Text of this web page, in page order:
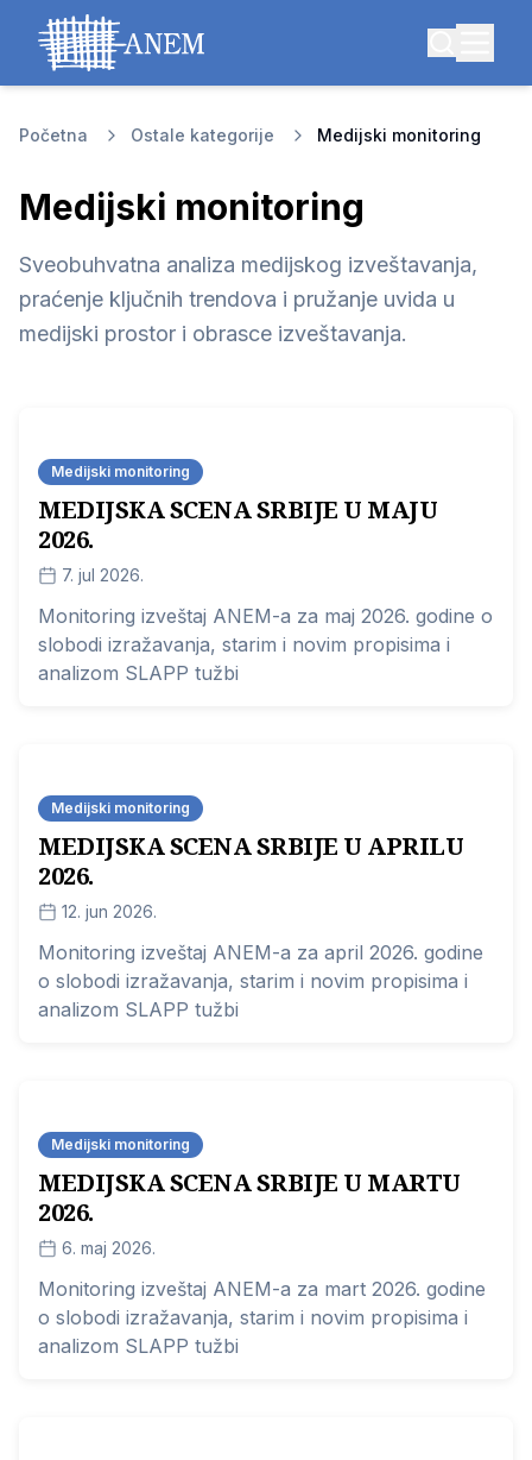
Početna Ostale kategorije Medijski monitoring
Medijski monitoring
Sveobuhvatna analiza medijskog izveštavanja,
praćenje ključnih trendova i pružanje uvida u
medijski prostor i obrasce izveštavanja.
Medijski monitoring
MEDIJSKA SCENA SRBIJE U MAJU
2026.
7. jul 2026.
Monitoring izveštaj ANEM-a za maj 2026. godine o
slobodi izražavanja, starim i novim propisima i
analizom SLAPP tužbi
Medijski monitoring
MEDIJSKA SCENA SRBIJE U APRILU
2026.
12. jun 2026.
Monitoring izveštaj ANEM-a za april 2026. godine
o slobodi izražavanja, starim i novim propisima i
analizom SLAPP tužbi
Medijski monitoring
MEDIJSKA SCENA SRBIJE U MARTU
2026.
6. maj 2026.
Monitoring izveštaj ANEM-a za mart 2026. godine
o slobodi izražavanja, starim i novim propisima i
analizom SLAPP tužbi